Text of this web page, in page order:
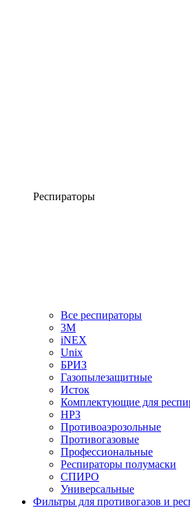
Респираторы
Все респираторы
3М
iNEX
Unix
БРИЗ
Газопылезащитные
Исток
Комплектующие для
НРЗ
Противоаэрозольные
Противогазовые
Профессиональные
Респираторы полумаски
СПИРО
Универсальные
Фильтры для противогазов и